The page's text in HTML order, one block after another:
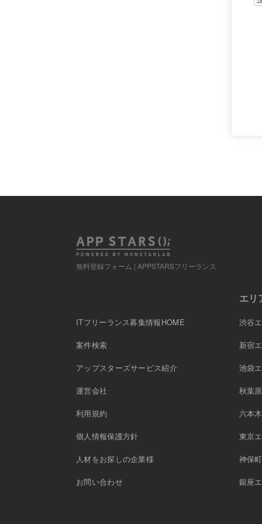
無料登録フォーム | APPSTARSフリーランス
ITフリーランス募集情報HOME
案件検索
アップスターズサービス紹介
運営会社
利用規約
個人情報保護方針
人材をお探しの企業様
お問い合わせ
エリ
渋谷
新宿
池袋
秋葉
六本
東京
神保
銀座